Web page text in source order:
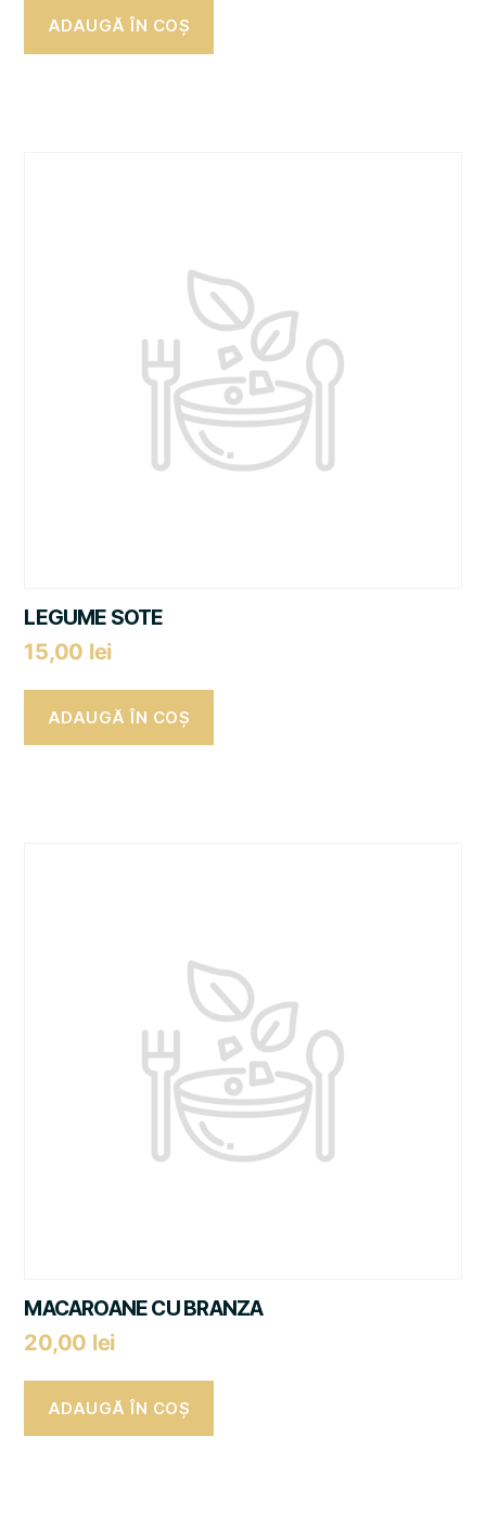
ADAUGĂ ÎN COȘ
LEGUME SOTE
15,00 lei
ADAUGĂ ÎN COȘ
MACAROANE CU BRANZA
20,00 lei
ADAUGĂ ÎN COȘ